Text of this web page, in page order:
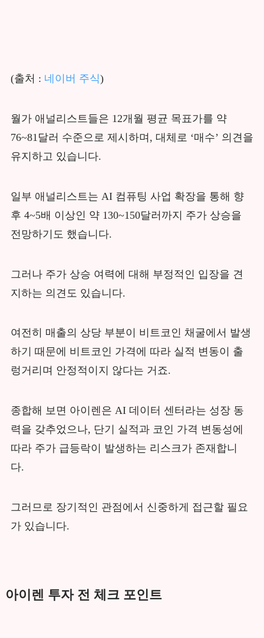
(출처 : 네이버 주식)
월가 애널리스트들은 12개월 평균 목표가를 약
76~81달러 수준으로 제시하며, 대체로 ‘매수’ 의견을
유지하고 있습니다.
일부 애널리스트는 AI 컴퓨팅 사업 확장을 통해 향
후 4~5배 이상인 약 130~150달러까지 주가 상승을
전망하기도 했습니다.
그러나 주가 상승 여력에 대해 부정적인 입장을 견
지하는 의견도 있습니다.
여전히 매출의 상당 부분이 비트코인 채굴에서 발생
하기 때문에 비트코인 가격에 따라 실적 변동이 출
렁거리며 안정적이지 않다는 거죠.
종합해 보면 아이렌은 AI 데이터 센터라는 성장 동
력을 갖추었으나, 단기 실적과 코인 가격 변동성에
따라 주가 급등락이 발생하는 리스크가 존재합니
다.
그러므로 장기적인 관점에서 신중하게 접근할 필요
가 있습니다.
아이렌 투자 전 체크 포인트